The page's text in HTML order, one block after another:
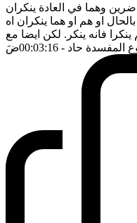
وهما في العادة ينكران
او هم او هما ينكران اه
فانه ينكر. لكن ايضا مع
المفسدة حاد - 00:03:16 ضَ